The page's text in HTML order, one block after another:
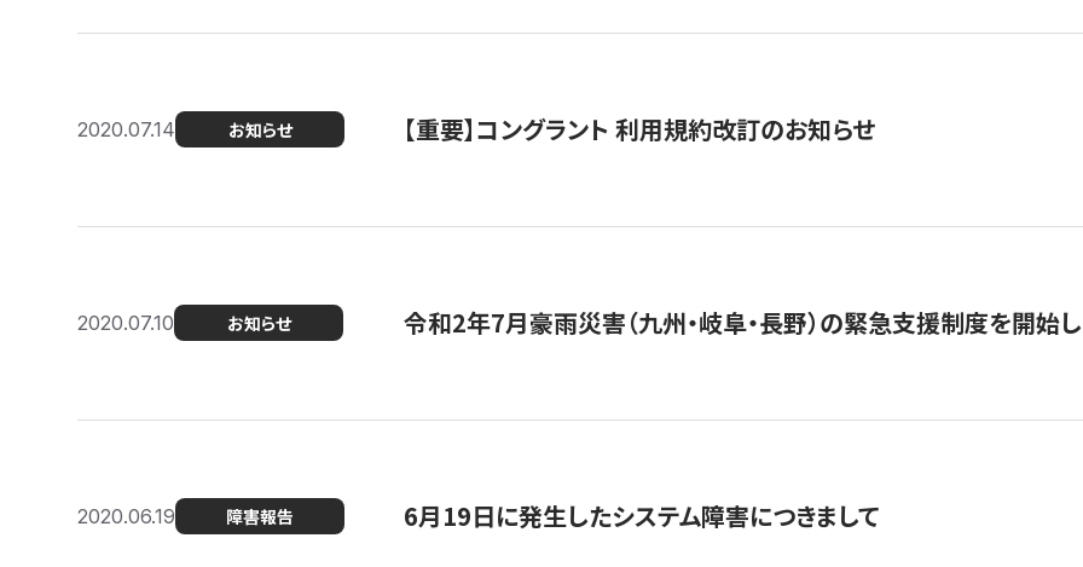
2020.07.14 お知らせ 【重要】コングラント 利用規約改訂のお知らせ
2020.07.10 お知らせ 令和2年7月豪雨災害（九州・岐阜・長野）の緊急支援制度を開始
2020.06.19 障害報告 6月19日に発生したシステム障害につきまして